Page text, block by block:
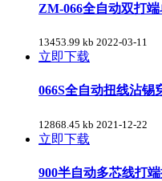
ZM-066全自动双打
13453.99 kb 2022-03-11
立即下载
066S全自动扭线沾锡
12868.45 kb 2021-12-22
立即下载
900半自动多芯线打